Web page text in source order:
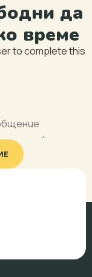
да
време
to complete this